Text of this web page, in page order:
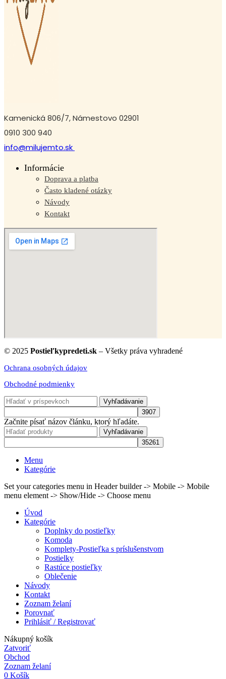
Kamenická 806/7, Námestovo 02901
0910 300 940
info@milujemto.sk
Informácie
Doprava a platba
Často kladené otázky
Návody
Kontakt
© 2025 Postieľkypredeti.sk – Všetky práva vyhradené
Ochrana osobných údajov
Obchodné podmienky
Vyhľadávanie
Začnite písať názov článku, ktorý hľadáte.
Vyhľadávanie
Menu
Kategórie
Set your categories menu in Header builder -> Mobile -> Mobile
menu element -> Show/Hide -> Choose menu
Úvod
Kategórie
Doplnky do postieľky
Komoda
Komplety-Postieľka s príslušenstvom
Postielky
Rastúce postieľky
Oblečenie
Návody
Kontakt
Zoznam želaní
Porovnať
Prihlásiť / Registrovať
Nákupný košík
Zatvoriť
Obchod
Zoznam želaní
0 Košík